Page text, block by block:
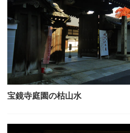
宝鏡寺庭園の枯山水